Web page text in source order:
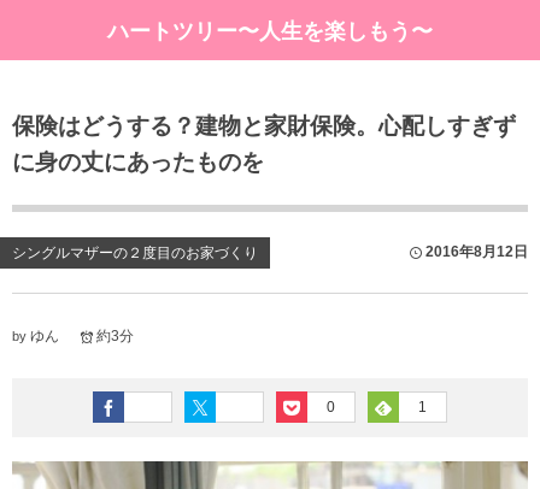
ハートツリー〜人生を楽しもう〜
保険はどうする？建物と家財保険。心配しすぎず
に身の丈にあったものを
シングルマザーの２度目のお家づくり 2016年8月12日
by ゆん 約3分
0 1